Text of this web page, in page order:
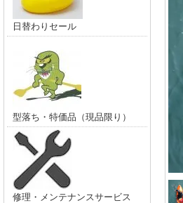
日替わりセール
型落ち・特価品（現品限り）
修理・メンテナンスサービス